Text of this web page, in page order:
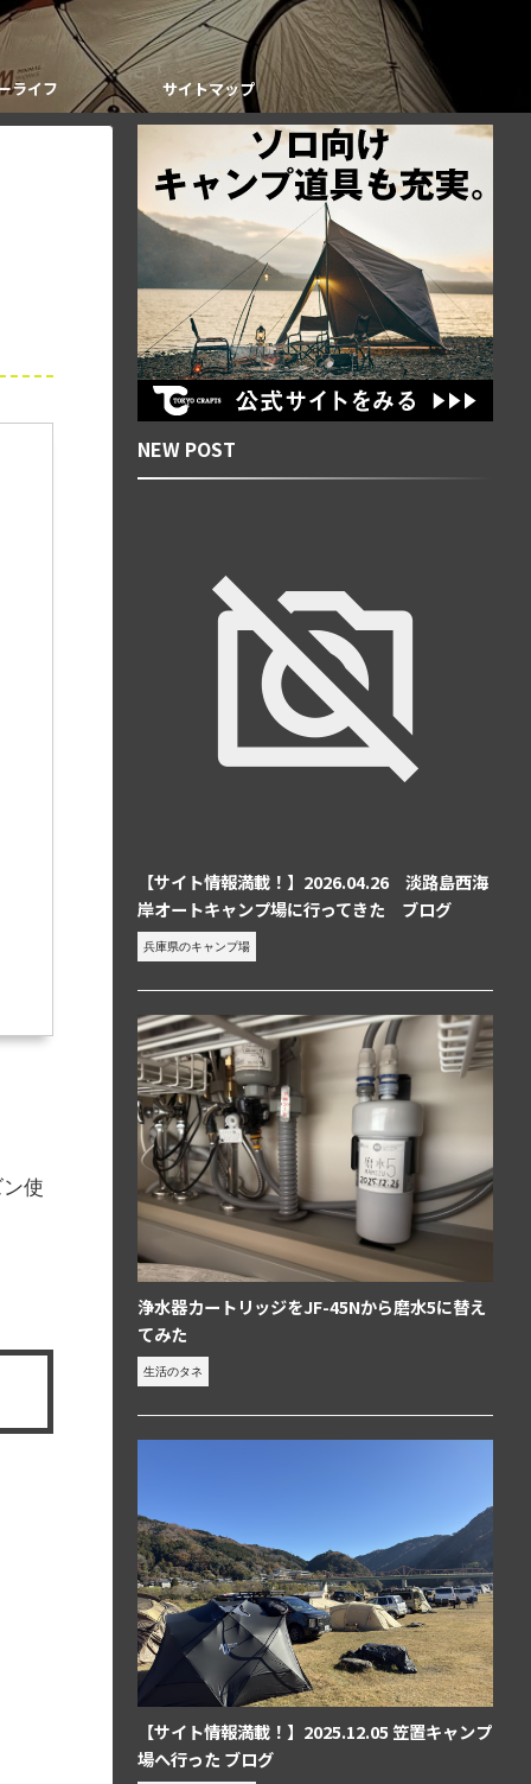
ライフ サイトマップ
使
NEW POST
【サイト情報満載！】2026.04.26 淡路島西海
岸オートキャンプ場に行ってきた ブログ
兵庫県のキャンプ場
浄水器カートリッジをJF-45Nから磨水5に替え
てみた
生活のタネ
【サイト情報満載！】2025.12.05 笠置キャンプ
場へ行った ブログ